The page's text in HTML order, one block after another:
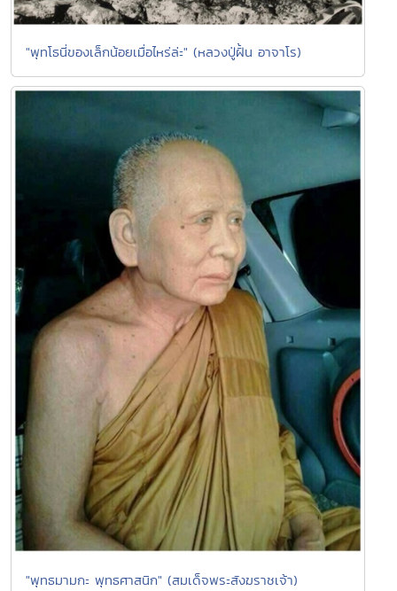
"พุทโธนี่ของเล็กน้อยเมื่อไหร่ล่ะ" (หลวงปู่ฝั้น อาจาโร)
"พุทธมามกะ พุทธศาสนิก" (สมเด็จพระสังฆราชเจ้า)